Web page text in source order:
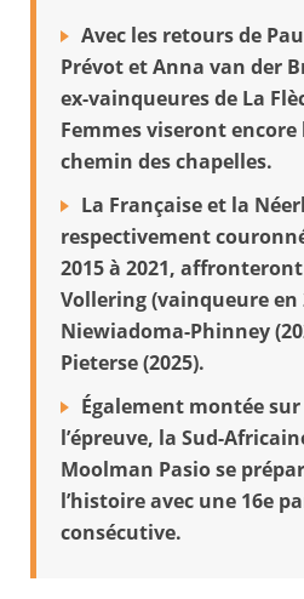
Avec les retours de
Prévot et Anna van der
ex-vainqueures de La
Femmes viseront
chemin des chapelles.
La Française et la
respectivement
2015 à 2021,
Vollering (vainqueure en
Niewiadoma-Phinney
Pieterse (2025).
Également montée
l’épreuve, la Sud-
Moolman Pasio se
l’histoire avec une 16e
consécutive.